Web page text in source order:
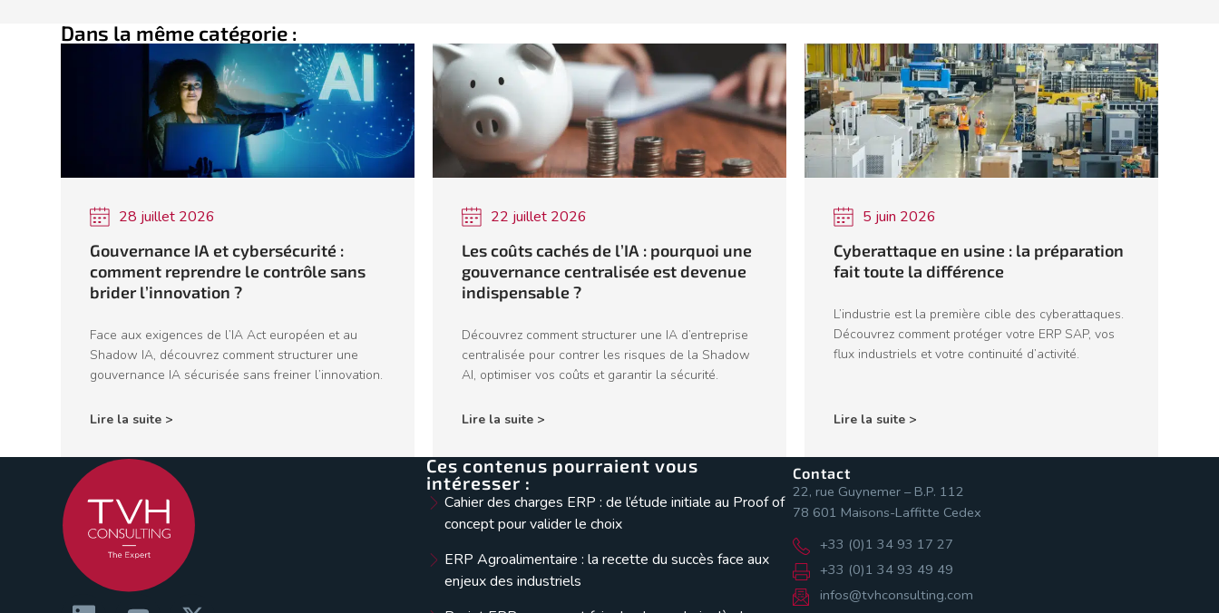
Dans la même catégorie :
28 juillet 2026
Gouvernance IA et cybersécurité :
comment reprendre le contrôle sans
brider l’innovation ?
Face aux exigences de l’IA Act européen et au
Shadow IA, découvrez comment structurer une
gouvernance IA sécurisée sans freiner l’innovation.
Lire la suite >
22 juillet 2026
Les coûts cachés de l’IA : pourquoi une
gouvernance centralisée est devenue
indispensable ?
Découvrez comment structurer une IA d’entreprise
centralisée pour contrer les risques de la Shadow
AI, optimiser vos coûts et garantir la sécurité.
Lire la suite >
5 juin 2026
Cyberattaque en usine : la préparation
fait toute la différence
L’industrie est la première cible des cyberattaques.
Découvrez comment protéger votre ERP SAP, vos
flux industriels et votre continuité d’activité.
Lire la suite >
Ces contenus pourraient vous
intéresser :
Cahier des charges ERP : de l’étude initiale au Proof of
concept pour valider le choix
ERP Agroalimentaire : la recette du succès face aux
enjeux des industriels
Contact
22, rue Guynemer – B.P. 112
78 601 Maisons-Laffitte Cedex
+33 (0)1 34 93 17 27
+33 (0)1 34 93 49 49
infos@tvhconsulting.com